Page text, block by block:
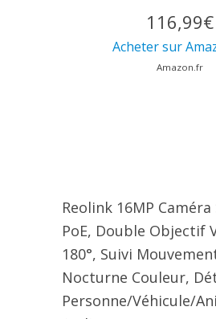
116,99€
Acheter sur
Amazon.fr
Reolink 16MP
PoE, Double Objectif
180°, Suivi
Nocturne Couleur,
Personne/Véhicule/